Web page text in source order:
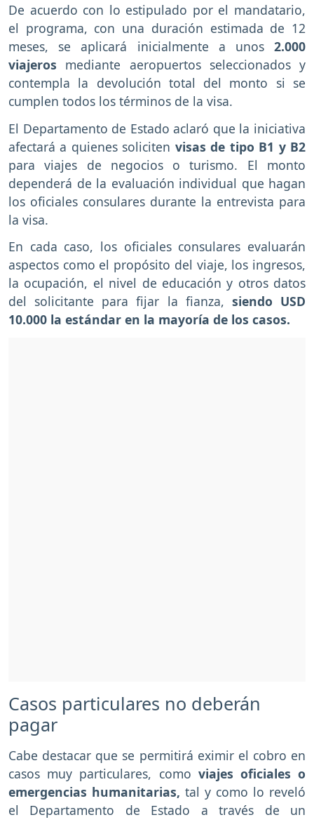
De acuerdo con lo estipulado por el mandatario,
el programa, con una duración estimada de 12
meses, se aplicará inicialmente a unos 2.000
viajeros mediante aeropuertos seleccionados y
contempla la devolución total del monto si se
cumplen todos los términos de la visa.
El Departamento de Estado aclaró que la iniciativa
afectará a quienes soliciten visas de tipo B1 y B2
para viajes de negocios o turismo. El monto
dependerá de la evaluación individual que hagan
los oficiales consulares durante la entrevista para
la visa.
En cada caso, los oficiales consulares evaluarán
aspectos como el propósito del viaje, los ingresos,
la ocupación, el nivel de educación y otros datos
del solicitante para fijar la fianza, siendo USD
10.000 la estándar en la mayoría de los casos.
Casos particulares no deberán
pagar
Cabe destacar que se permitirá eximir el cobro en
casos muy particulares, como viajes oficiales o
emergencias humanitarias, tal y como lo reveló
el Departamento de Estado a través de un